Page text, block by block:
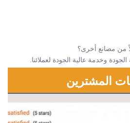
وخدمة عالية الجودة لعملائنا.
المشترين